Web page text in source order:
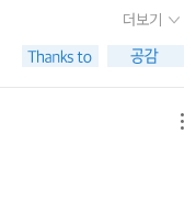
시간을 호흡한 듯한 느낌
을 만나게 한다(p10
쓰기를 좋아한다는 것을
책은 마치 남의 일처럼
입장에서 또는 내가 새
성해야 한다는, 혹은 작성
오 PD이기도 하다는
려서 끓여먹는 누룽지처
랑하는 한 할머니의 이
윤은 이야길 시작한다.
기가 꼬리를 물고 계속 이
보다는 사람에 관한 이
겐 발전이 없다는 거예
는 거예요. 죽음이란 얼
당장 직접적인 도움은 주지
보고 거기서 길을 찾으
쪽
일 것인지는 짐작을 할 수
췌되어 실려 있다. 어떻게
야기가 나올 수 있을까
잘 알려진 독서광이다.
각을 들을 수 있는 기회
만날 수 있는 기회가 된
더보기